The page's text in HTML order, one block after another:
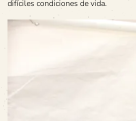
difíciles condiciones de vida.